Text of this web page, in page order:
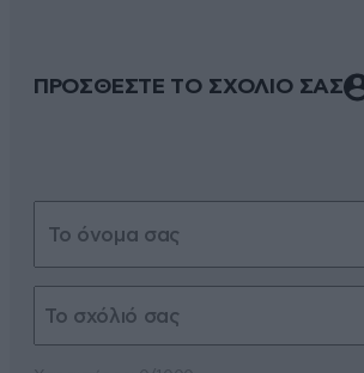
ΠΡΟΣΘΕΣΤΕ ΤΟ ΣΧΟΛΙΟ ΣΑΣ